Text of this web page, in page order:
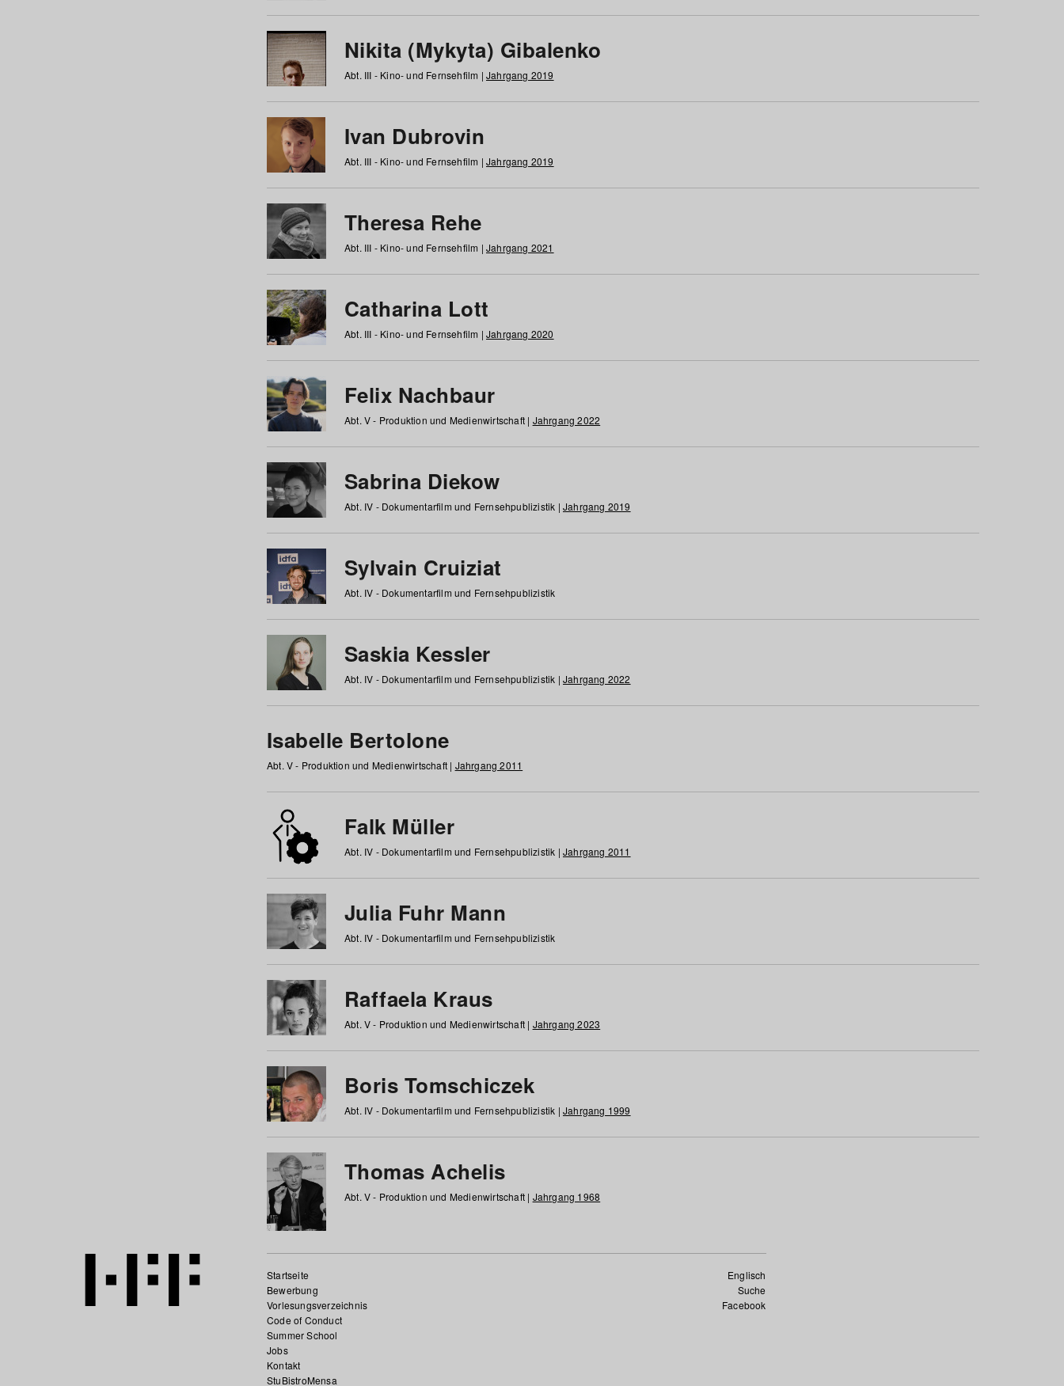
Nikita (Mykyta) Gibalenko
Abt. III - Kino- und Fernsehfilm | Jahrgang 2019
Ivan Dubrovin
Abt. III - Kino- und Fernsehfilm | Jahrgang 2019
Theresa Rehe
Abt. III - Kino- und Fernsehfilm | Jahrgang 2021
Catharina Lott
Abt. III - Kino- und Fernsehfilm | Jahrgang 2020
Felix Nachbaur
Abt. V - Produktion und Medienwirtschaft | Jahrgang 2022
Sabrina Diekow
Abt. IV - Dokumentarfilm und Fernsehpublizistik | Jahrgang 2019
Sylvain Cruiziat
Abt. IV - Dokumentarfilm und Fernsehpublizistik
Saskia Kessler
Abt. IV - Dokumentarfilm und Fernsehpublizistik | Jahrgang 2022
Isabelle Bertolone
Abt. V - Produktion und Medienwirtschaft | Jahrgang 2011
Falk Müller
Abt. IV - Dokumentarfilm und Fernsehpublizistik | Jahrgang 2011
Julia Fuhr Mann
Abt. IV - Dokumentarfilm und Fernsehpublizistik
Raffaela Kraus
Abt. V - Produktion und Medienwirtschaft | Jahrgang 2023
Boris Tomschiczek
Abt. IV - Dokumentarfilm und Fernsehpublizistik | Jahrgang 1999
Thomas Achelis
Abt. V - Produktion und Medienwirtschaft | Jahrgang 1968
Englisch
Suche
Facebook
Startseite
Bewerbung
Vorlesungsverzeichnis
Code of Conduct
Summer School
Jobs
Kontakt
StuBistroMensa